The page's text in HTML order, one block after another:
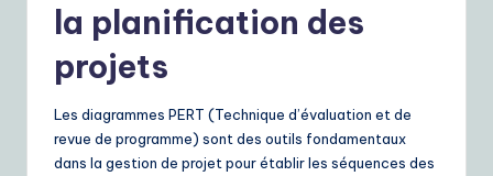
ft
w
la planification des
projets
Les diagrammes PERT (Technique d’évaluation et de
revue de programme) sont des outils fondamentaux
dans la gestion de projet pour établir les séquences des